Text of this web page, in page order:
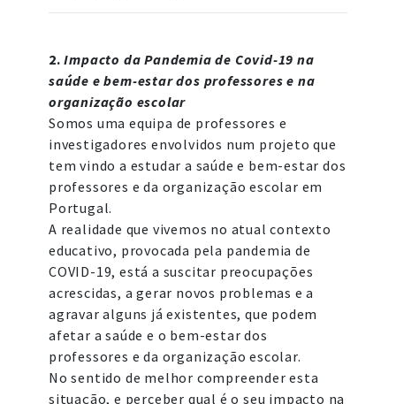
2. Impacto da Pandemia de Covid-19 na
saúde e bem-estar dos professores e na
organização escolar
Somos uma equipa de professores e
investigadores envolvidos num projeto que
tem vindo a estudar a saúde e bem-estar dos
professores e da organização escolar em
Portugal.
A realidade que vivemos no atual contexto
educativo, provocada pela pandemia de
COVID-19, está a suscitar preocupações
acrescidas, a gerar novos problemas e a
agravar alguns já existentes, que podem
afetar a saúde e o bem-estar dos
professores e da organização escolar.
No sentido de melhor compreender esta
situação, e perceber qual é o seu impacto na